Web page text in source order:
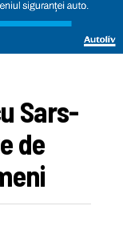
Sars-
de